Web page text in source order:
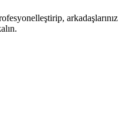
arkadaşlarınız